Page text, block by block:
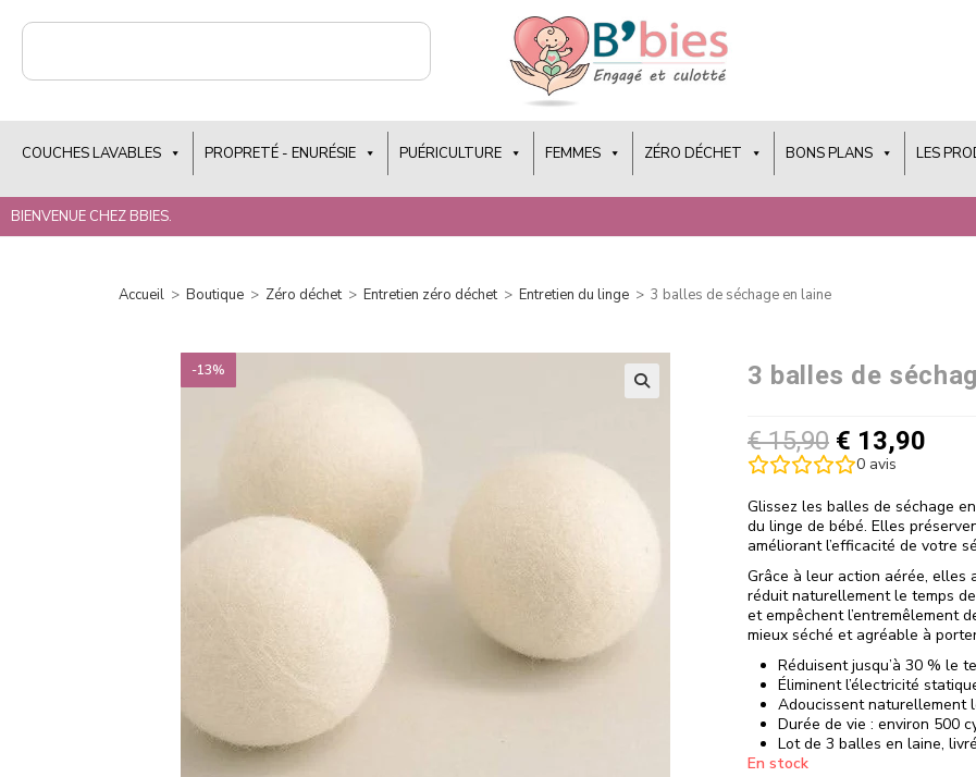
COUCHES LAVABLES PROPRETÉ - ENURÉSIE PUÉRICULTURE FEMMES ZÉRO DÉCHET BONS PLANS LES
BIENVENUE CHEZ BBIES.
Accueil > Boutique > Zéro déchet > Entretien zéro déchet > Entretien du linge > 3 balles de séchage en laine
-13% 3 balles de
€15,90 € 13,90
0avis
Glissez les balles de séchage
du linge de bébé. Elles
améliorant l’efficacité de votre
Grâce à leur action aérée, elles
réduit naturellement le temps
et empêchent l’entremêlement
mieux séché et agréable à
Réduisent jusqu’à 30 % le
Éliminent l’électricité
Adoucissent naturellement
Durée de vie : environ 500
Lot de 3 balles en laine,
En stock